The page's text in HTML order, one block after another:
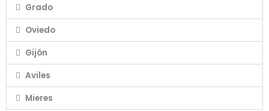
Grado
Oviedo
Gijón
Aviles
Mieres